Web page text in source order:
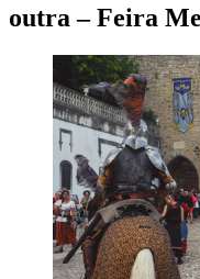
outra – Feira